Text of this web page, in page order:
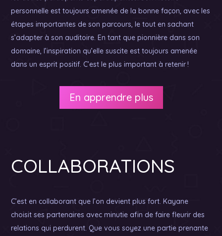
personnelle est toujours amenée de la bonne façon, avec les
étapes importantes de son parcours, le tout en sachant
s’adapter à son auditoire. En tant que pionnière dans son
domaine, l’inspiration qu’elle suscite est toujours amenée
dans un esprit positif. C’est le plus important à retenir !
En apprendre plus
COLLABORATIONS
C’est en collaborant que l’on devient plus fort. Kayane
choisit ses partenaires avec minutie afin de faire fleurir des
relations qui perdurent. Que vous soyez une partie prenante